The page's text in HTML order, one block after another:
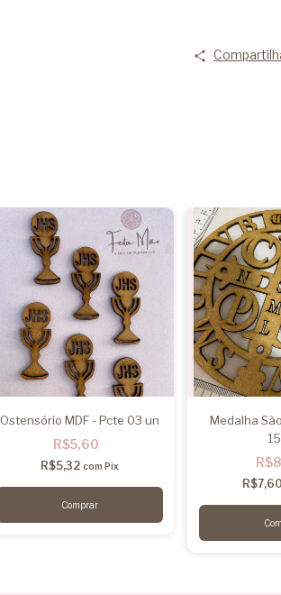
Ostensório MDF - Pcte 03 un
R$5,60
R$5,32 com Pix
Medalha
R$7,60